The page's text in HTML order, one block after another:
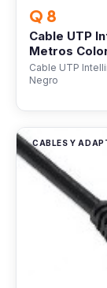
Q 8
Cable UTP
Metros
Cable UTP
Negro
CABLES Y